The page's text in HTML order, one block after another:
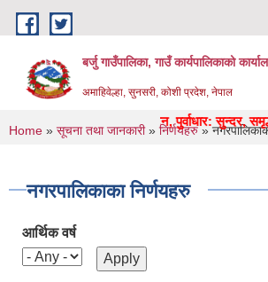
Skip to main content
बर्जु गाउँपालिका, गाउँ कार्यपालिकाको
अमाहिवेल्हा, सुनसरी, कोशी प्रदेश, नेपाल
स्वास्थ्य, उद्याेग, पर्यटन, पुर्वाधार: सुन्दर, समृद्ध
You are here
Home » सूचना तथा जानकारी» निर्णयहरु»
नगरपालिकाका निर्णयहरु
आर्थिक वर्ष